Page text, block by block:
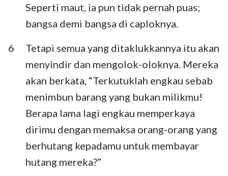
Seperti maut, ia pun tidak pernah puas;
bangsa demi bangsa di caploknya.
6
Tetapi semua yang ditaklukkannya itu akan
menyindir dan mengolok-oloknya. Mereka
akan berkata, “Terkutuklah engkau sebab
menimbun barang yang bukan milikmu!
Berapa lama lagi engkau memperkaya
dirimu dengan memaksa orang-orang yang
berhutang kepadamu untuk membayar
hutang mereka?”